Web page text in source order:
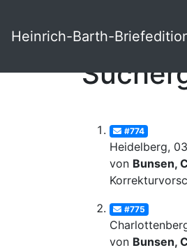
Heinrich-Barth-
#774
Heidelberg,
von Bunsen,
#775
von Bunsen,